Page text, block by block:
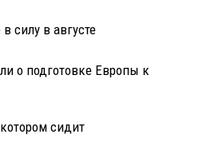
силу в августе
о подготовке Европы к
сидит